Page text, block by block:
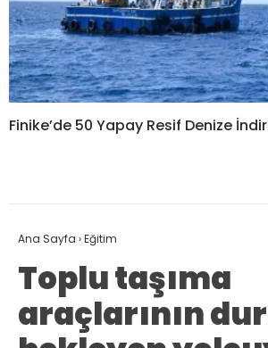
Finike’de 50 Yapay Resif Denize
Ana Sayfa ›Eğitim
Toplu taşıma
araçlarının